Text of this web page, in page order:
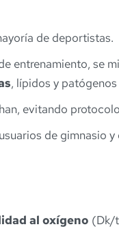
de deportistas.
entrenamiento, se
, lípidos y
evitando
de gimnasio
al oxígeno (Dk/